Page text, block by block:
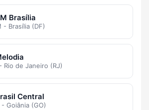
Brasília
- Brasília (DF)
Rio de Janeiro (RJ)
Central
Goiânia (GO)